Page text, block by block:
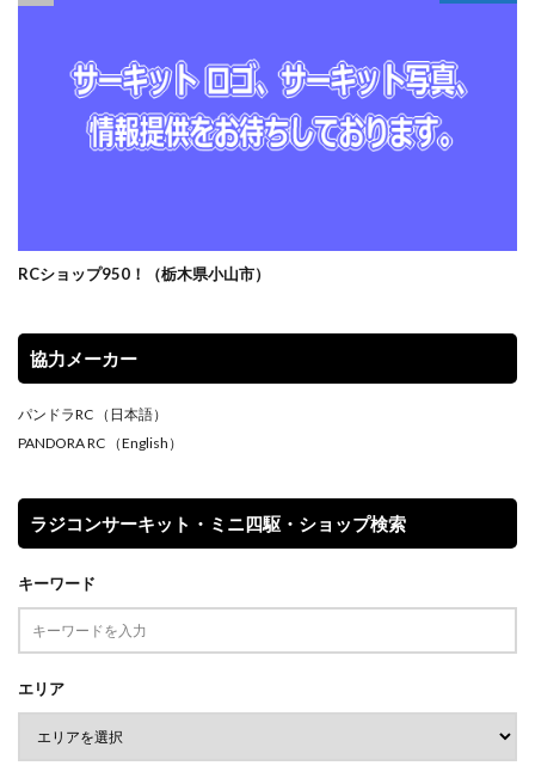
RCショップ950！（栃木県小山市）
協力メーカー
パンドラRC （日本語）
PANDORA RC （English）
ラジコンサーキット・ミニ四駆・ショップ検索
キーワード
エリア